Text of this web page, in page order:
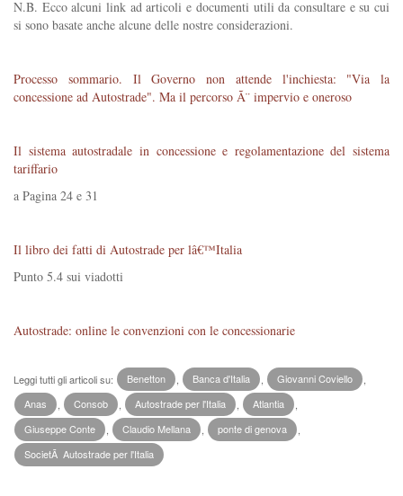
N.B. Ecco alcuni link ad articoli e documenti utili da consultare e su cui
si sono basate anche alcune delle nostre considerazioni.
Processo sommario. Il Governo non attende l'inchiesta: "Via la
concessione ad Autostrade". Ma il percorso Ã¨ impervio e oneroso
Il sistema autostradale in concessione e regolamentazione del sistema
tariffario
a Pagina 24 e 31
Il libro dei fatti di Autostrade per lâ€™Italia
Punto 5.4 sui viadotti
Autostrade: online le convenzioni con le concessionarie
Leggi tutti gli articoli su: Benetton Banca d'Italia Giovanni Coviello
Anas
Consob Autostrade per l'Italia Atlantia
Giuseppe Conte
Claudio Mellana ponte di genova
SocietÃ Autostrade per l'Italia